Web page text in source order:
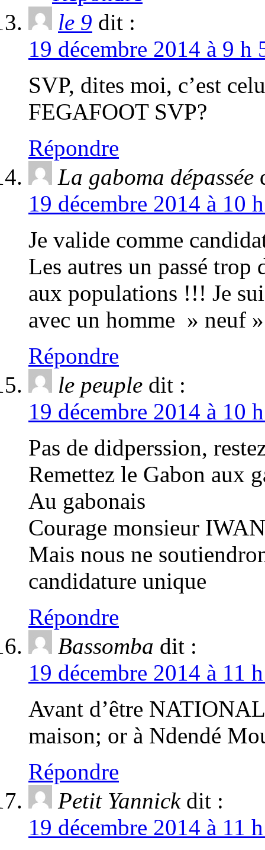
le 9 dit :
19 décembre 2014 à 9
SVP, dites moi, c’est
FEGAFOOT SVP?
Répondre
La gaboma dépassée
19 décembre 2014 à 10
Je valide comme
Les autres un passé
aux populations !!! Je
avec un homme » neuf
Répondre
le peuple dit :
19 décembre 2014 à 10
Pas de didperssion,
Remettez le Gabon aux
Au gabonais
Courage monsieur
Mais nous ne
candidature unique
Répondre
Bassomba dit :
19 décembre 2014 à 11
Avant d’être
maison; or à Ndendé
Répondre
Petit Yannick dit :
19 décembre 2014 à 11